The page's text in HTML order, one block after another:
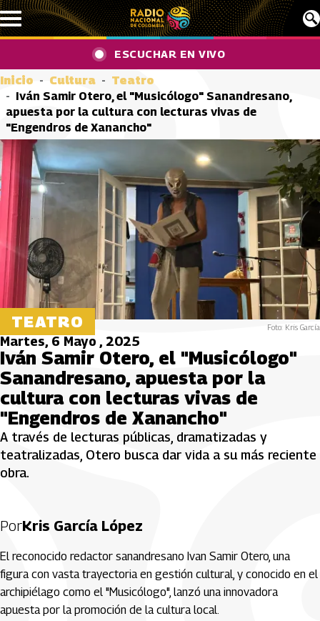
Pasar al contenido principal
ESCUCHAR EN VIVO
Inicio Cultura
Teatro
Iván Samir Otero, el "Musicólogo" Sanandresano,
apuesta por la cultura con lecturas vivas de
"Engendros de Xanancho"
TEATRO Foto: Kris García
Martes, 6 Mayo , 2025
Iván Samir Otero, el "Musicólogo"
Sanandresano, apuesta por la
cultura con lecturas vivas de
"Engendros de Xanancho"
A través de lecturas públicas, dramatizadas y
teatralizadas, Otero busca dar vida a su más reciente
obra.
PorKris García López
El reconocido redactor sanandresano Ivan Samir Otero, una
figura con vasta trayectoria en gestión cultural, y conocido en el
archipiélago como el "Musicólogo", lanzó una innovadora
apuesta por la promoción de la cultura local.